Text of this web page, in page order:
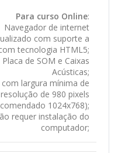
Para curso Online:
Navegador de internet
com suporte a
tecnologia HTML5;
Placa de SOM e Caixas
Acústicas;
com largura mínima de
resolução de 980 pixels
1024x768);
requer instalação do
computador;